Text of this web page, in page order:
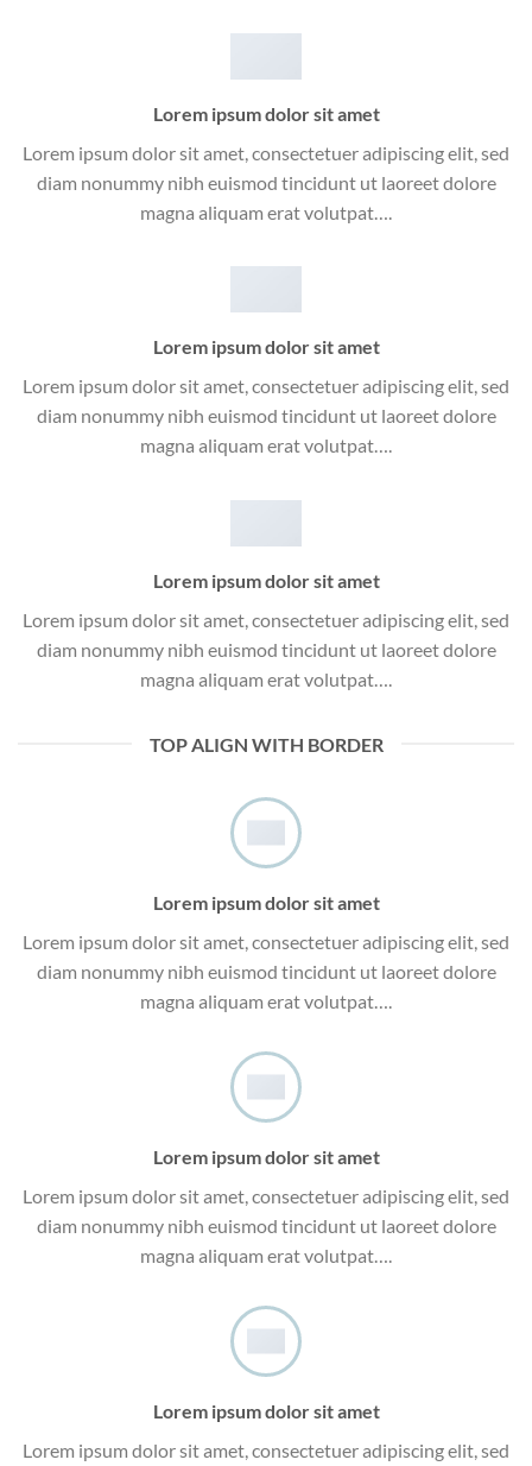
Lorem ipsum dolor sit amet
Lorem ipsum dolor sit amet, consectetuer adipiscing elit, sed
diam nonummy nibh euismod tincidunt ut laoreet dolore
magna aliquam erat volutpat….
Lorem ipsum dolor sit amet
Lorem ipsum dolor sit amet, consectetuer adipiscing elit, sed
diam nonummy nibh euismod tincidunt ut laoreet dolore
magna aliquam erat volutpat….
Lorem ipsum dolor sit amet
Lorem ipsum dolor sit amet, consectetuer adipiscing elit, sed
diam nonummy nibh euismod tincidunt ut laoreet dolore
magna aliquam erat volutpat….
TOP ALIGN WITH BORDER
Lorem ipsum dolor sit amet
Lorem ipsum dolor sit amet, consectetuer adipiscing elit, sed
diam nonummy nibh euismod tincidunt ut laoreet dolore
magna aliquam erat volutpat….
Lorem ipsum dolor sit amet
Lorem ipsum dolor sit amet, consectetuer adipiscing elit, sed
diam nonummy nibh euismod tincidunt ut laoreet dolore
magna aliquam erat volutpat….
Lorem ipsum dolor sit amet
Lorem ipsum dolor sit amet, consectetuer adipiscing elit, sed